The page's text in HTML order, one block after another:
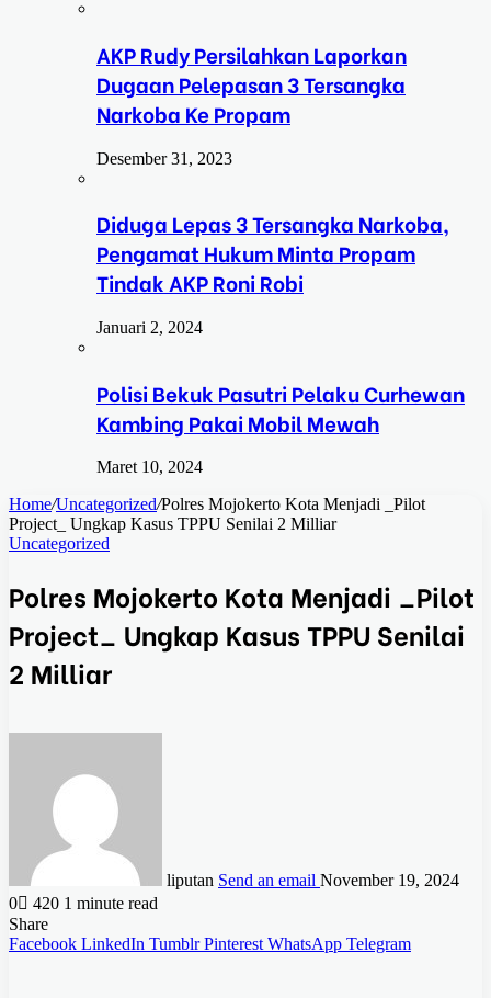
AKP Rudy Persilahkan Laporkan
Dugaan Pelepasan 3 Tersangka
Narkoba Ke Propam
Desember 31, 2023
Diduga Lepas 3 Tersangka Narkoba,
Pengamat Hukum Minta Propam
Tindak AKP Roni Robi
Januari 2, 2024
Polisi Bekuk Pasutri Pelaku Curhewan
Kambing Pakai Mobil Mewah
Maret 10, 2024
Home/Uncategorized/Polres Mojokerto Kota Menjadi _Pilot
Project_ Ungkap Kasus TPPU Senilai 2 Milliar
Uncategorized
Polres Mojokerto Kota Menjadi _Pilot
Project_ Ungkap Kasus TPPU Senilai
2 Milliar
liputan Send an email November 19, 2024
0
420 1 minute read
Share
Facebook LinkedIn Tumblr Pinterest WhatsApp Telegram